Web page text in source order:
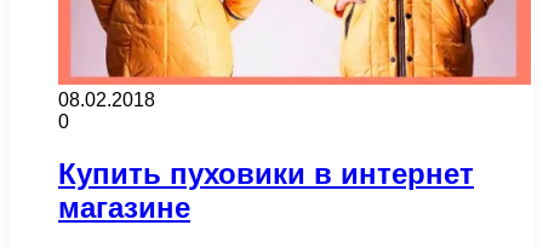
08.02.2018
0
Купить пуховики в интернет
магазине